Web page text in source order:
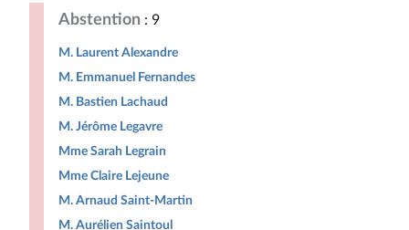
Abstention : 9
M. Laurent Alexandre
M. Emmanuel Fernandes
M. Bastien Lachaud
M. Jérôme Legavre
Mme Sarah Legrain
Mme Claire Lejeune
M. Arnaud Saint-Martin
M. Aurélien Saintoul